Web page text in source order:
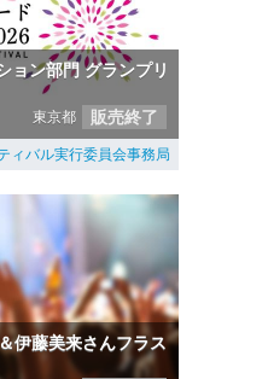
ョン部門 グランプリ
東京都 販売終了
ィバル実行委員会事務局
伊藤美来さんフラス